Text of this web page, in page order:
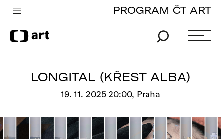
Česká televize
Zpravodajství
Pro děti
PROGRAM ČT ART
LONGITAL (KŘEST ALBA)
19. 11. 2025 20:00, Praha